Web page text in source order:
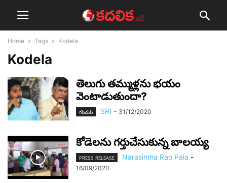
Home Tags Kodela
Kodela
తెలుగు త‌మ్ముళ్ల‌ను భ‌యం
వెంటాడుతుందా?
గ‌ప్‌చుప్ SRI - 31/12/2020
కోడెల‌ను గ‌ర్తుచేసుకున్న బాల‌య్య‌
PRESS RELEASE Narasimha Rao Pala -
16/09/2020